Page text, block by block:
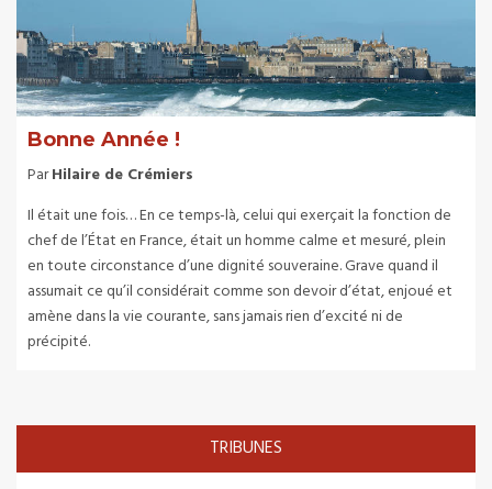
Bonne Année !
ParHilaire de Crémiers
Il était une fois… En ce temps-là, celui qui exerçait la fonction de
chef de l’État en France, était un homme calme et mesuré, plein
en toute circonstance d’une dignité souveraine. Grave quand il
assumait ce qu’il considérait comme son devoir d’état, enjoué et
amène dans la vie courante, sans jamais rien d’excité ni de
précipité.
TRIBUNES